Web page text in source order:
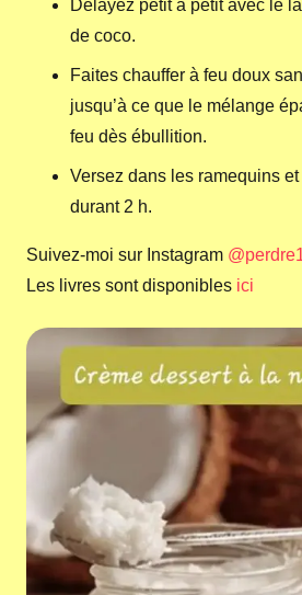
Délayez petit à petit avec le
de coco.
Faites chauffer à feu doux
jusqu’à ce que le mélange
feu dès ébullition.
Versez dans les ramequins
durant 2 h.
Suivez-moi sur Instagram
Les livres sont disponibles ici